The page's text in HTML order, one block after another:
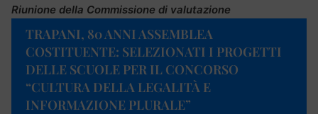
Riunione della Commissione di valutazione
TRAPANI, 80 ANNI ASSEMBLEA
COSTITUENTE: SELEZIONATI I PROGETTI
DELLE SCUOLE PER IL CONCORSO
“CULTURA DELLA LEGALITÀ E
INFORMAZIONE PLURALE”